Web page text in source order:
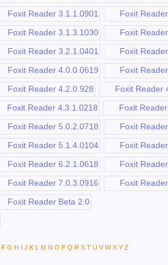
Foxit Reader 3.1.1.0901
Foxit
Foxit Reader 3.1.3.1030
Foxit
Foxit Reader 3.2.1.0401
Foxit
Foxit Reader 4.0.0.0619
Foxit
Foxit Reader 4.2.0.928
Foxit Reader
Foxit Reader 4.3.1.0218
Foxit
Foxit Reader 5.0.2.0718
Foxit
Foxit Reader 5.1.4.0104
Foxit
Foxit Reader 6.2.1.0618
Foxit
Foxit Reader 7.0.3.0916
Foxit
Foxit Reader Beta 2.0
F G H I J K L M N O P Q R S T U V W X Y Z